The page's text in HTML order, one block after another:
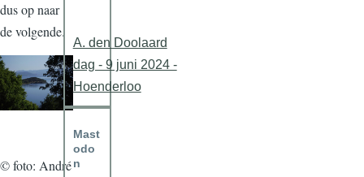
dus op naar
de volgende.
© foto: André
A. den Doolaard
dag - 9 juni 2024 -
Hoenderloo
Mast
odo
n